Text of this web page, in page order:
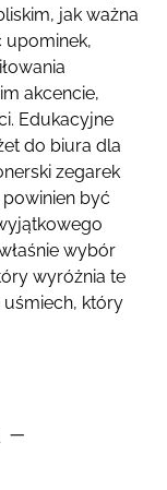
jak ważna
upominek,
akcencie,
Edukacyjne
do biura dla
zegarek
być
wybór
wyróżnia te
uśmiech, który
–